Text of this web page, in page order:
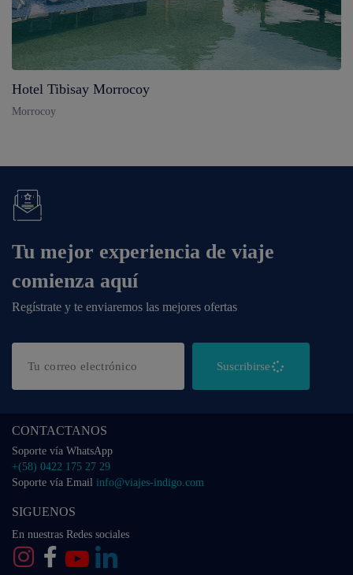
Hotel Tibisay Morrocoy
Morrocoy
Tu mejor experiencia de viaje
comienza aquí
Regístrate y te enviaremos las mejores ofertas
Suscribirse
CONTACTANOS
Soporte vía WhatsApp
+(58) 0422 175 27 29
Soporte vía Email info@viajes-indigo.com
SIGUENOS
En nuestras Redes sociales